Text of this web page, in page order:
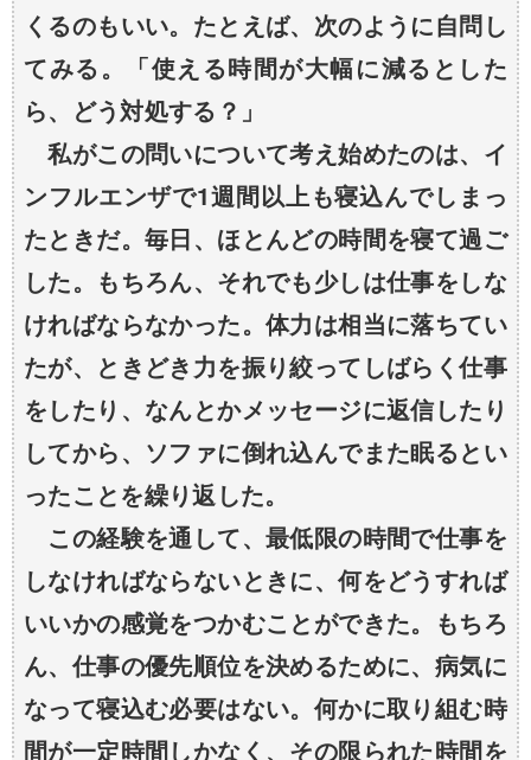
くるのもいい。たとえば、次のように自問し
てみる。「使える時間が大幅に減るとした
ら、どう対処する？」
私がこの問いについて考え始めたのは、イ
ンフルエンザで1週間以上も寝込んでしまっ
たときだ。毎日、ほとんどの時間を寝て過ご
した。もちろん、それでも少しは仕事をしな
ければならなかった。体力は相当に落ちてい
たが、ときどき力を振り絞ってしばらく仕事
をしたり、なんとかメッセージに返信したり
してから、ソファに倒れ込んでまた眠るとい
ったことを繰り返した。
この経験を通して、最低限の時間で仕事を
しなければならないときに、何をどうすれば
いいかの感覚をつかむことができた。もちろ
ん、仕事の優先順位を決めるために、病気に
なって寝込む必要はない。何かに取り組む時
間が一定時間しかなく、その限られた時間を